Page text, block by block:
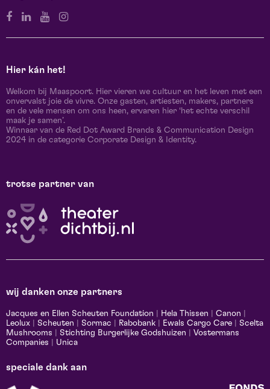
Hier kán het!
Welkom bij Maaspoort. Hier vieren we cultuur en het leven met een
onvervalst joie de vivre. Onze gasten, artiesten, makers, partners
en de vele mensen om ons heen, ervaren hier ‘het echte verschil
maak je samen’.
Winnaar van de Red Dot Award Brands & Communication Design
2024 in de categorie Corporate Design & Identity.
trotse partner van
wij danken onze partners
Jacques en Ellen Scheuten Foundation Hela Thissen Canon
Leolux
Scheuten Sormac Rabobank Ewals Cargo Care
Scelta
Mushrooms
Stichting Burgerlijke Godshuizen
Vostermans
Companies
Unica
speciale dank aan